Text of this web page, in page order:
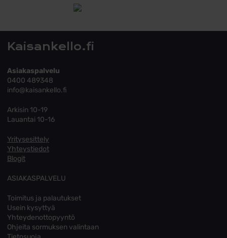
Kaisankello.fi
Asiakaspalvelu
0400 489348
info@kaisankello.fi
Arkisin 10-19
Lauantai 10-16
Yritysesittely
Yhteystiedot
Blogit
ASIAKASPALVELU
Toimitus ja palautukset
Usein kysyttyä
Yhteydenottopyyntö
Ohjeita sormuksen valintaan